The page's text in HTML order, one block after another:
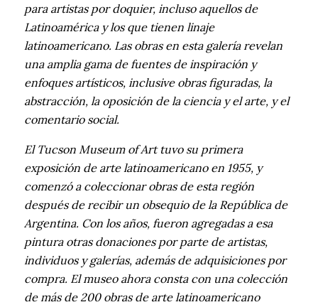
para artistas por doquier, incluso aquellos de
Latinoamérica y los que tienen linaje
latinoamericano. Las obras en esta galería revelan
una amplia gama de fuentes de inspiración y
enfoques artísticos, inclusive obras figuradas, la
abstracción, la oposición de la ciencia y el arte, y el
comentario social.
El Tucson Museum of Art tuvo su primera
exposición de arte latinoamericano en 1955, y
comenzó a coleccionar obras de esta región
después de recibir un obsequio de la República de
Argentina. Con los años, fueron agregadas a esa
pintura otras donaciones por parte de artistas,
individuos y galerías, además de adquisiciones por
compra. El museo ahora consta con una colección
de más de 200 obras de arte latinoamericano